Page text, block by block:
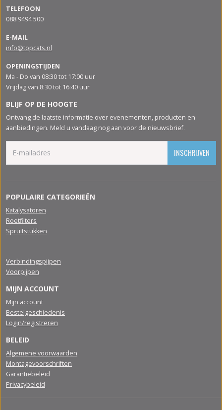
TELEFOON
088 9494 500
E-MAIL
info@topcats.nl
OPENINGSTIJDEN
Ma - Do van 08:30 tot 17:00 uur
Vrijdag van 8:30 tot 16:40 uur
BLIJF OP DE HOOGTE
Ontvang de laatste informatie over evenementen, producten en
aanbiedingen. Meld u vandaag nog aan voor de nieuwsbrief.
INSCHRIJVEN
POPULAIRE CATEGORIEËN
Katalysatoren
Roetfilters
Spruitstukken
Verbindingspijpen
Voorpijpen
MIJN ACCOUNT
Mijn account
Bestelgeschiedenis
Login/registreren
BELEID
Algemene voorwaarden
Montagevoorschriften
Garantiebeleid
Privacybeleid